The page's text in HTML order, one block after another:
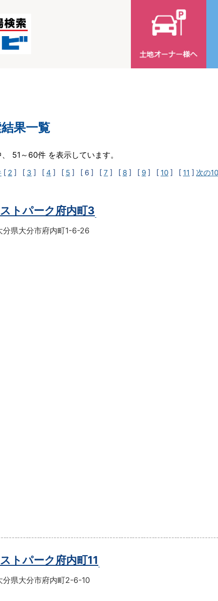
果一覧
51～60件 を表示しています。
[ 2 ] [ 3 ] [ 4 ] [ 5 ] [ 6 ] [ 7 ] [ 8 ] [ 9 ] [ 10 ] [ 11 ] 次の
ストパーク府内町3
分県大分市府内町1-6-26
トパーク府内町11
分県大分市府内町2-6-10